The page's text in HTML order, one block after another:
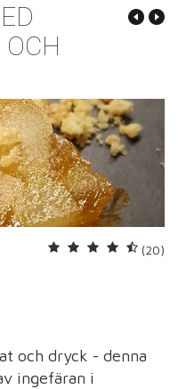
(20)
och dryck - denna
ingefäran i